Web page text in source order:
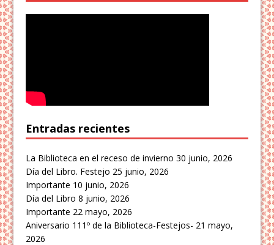
Entradas recientes
La Biblioteca en el receso de invierno 30 junio, 2026
Día del Libro. Festejo 25 junio, 2026
Importante 10 junio, 2026
Día del Libro 8 junio, 2026
Importante 22 mayo, 2026
Aniversario 111º de la Biblioteca-Festejos- 21 mayo,
2026